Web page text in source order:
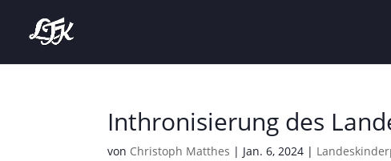
Inthronisierung des
von Christoph Matthes | Jan. 6, 2024 |